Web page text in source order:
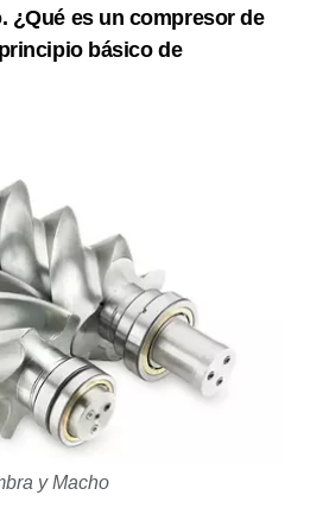
¿Qué es un compresor de
básico de
y Macho